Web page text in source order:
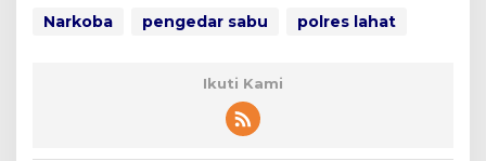
Narkoba pengedar sabu polres lahat
Ikuti Kami